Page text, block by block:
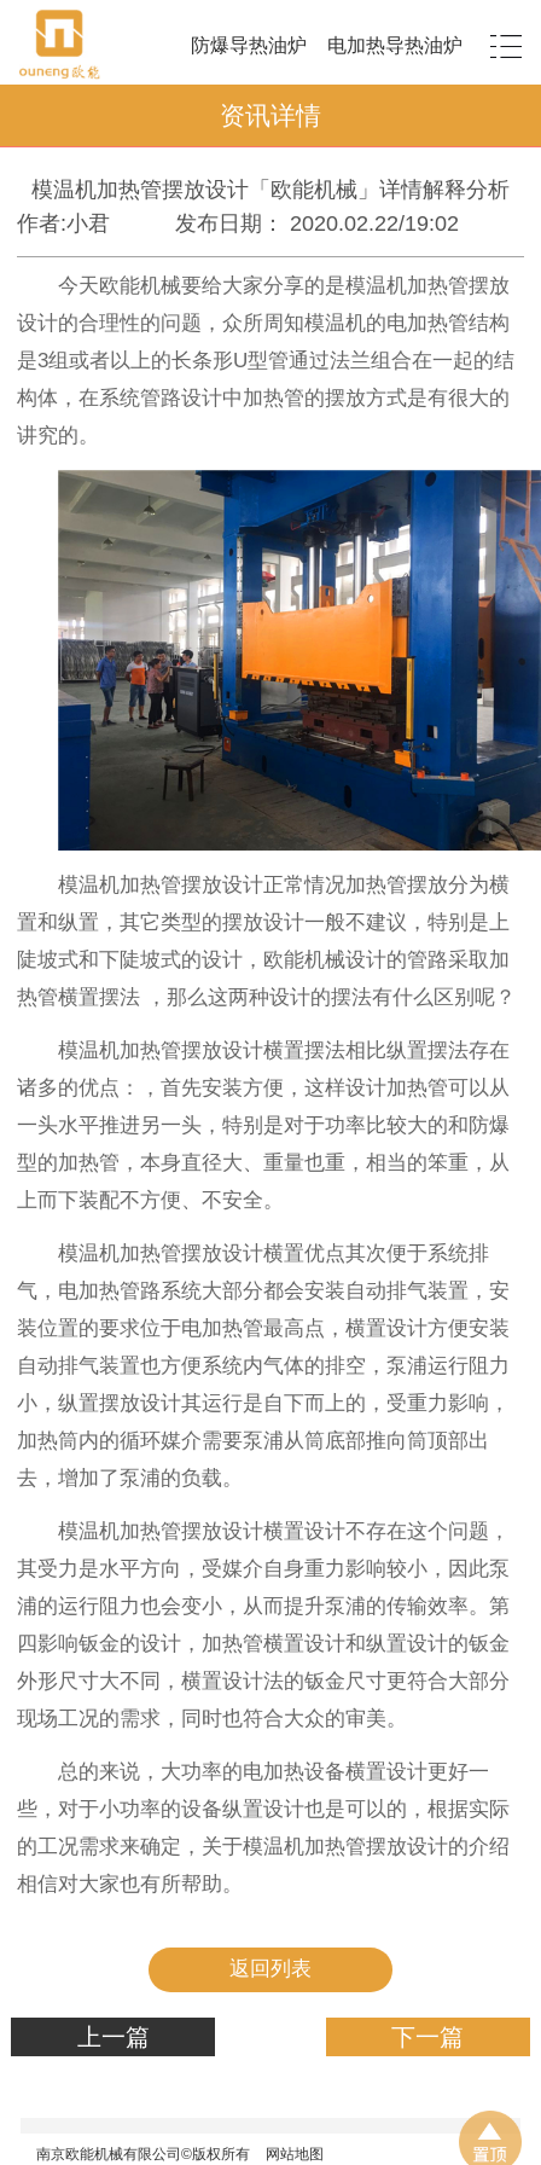
防爆导热油炉 电加热导热油炉
资讯详情
模温机加热管摆放设计「欧能机械」详情解释分析
作者:小君
发布日期： 2020.02.22/19:02
今天欧能机械要给大家分享的是模温机加热管摆放
设计的合理性的问题，众所周知模温机的电加热管结构
是3组或者以上的长条形U型管通过法兰组合在一起的结
构体，在系统管路设计中加热管的摆放方式是有很大的
讲究的。
模温机加热管摆放设计正常情况加热管摆放分为横
置和纵置，其它类型的摆放设计一般不建议，特别是上
陡坡式和下陡坡式的设计，欧能机械设计的管路采取加
热管横置摆法 ，那么这两种设计的摆法有什么区别呢？
模温机加热管摆放设计横置摆法相比纵置摆法存在
诸多的优点：，首先安装方便，这样设计加热管可以从
一头水平推进另一头，特别是对于功率比较大的和防爆
型的加热管，本身直径大、重量也重，相当的笨重，从
上而下装配不方便、不安全。
模温机加热管摆放设计横置优点其次便于系统排
气，电加热管路系统大部分都会安装自动排气装置，安
装位置的要求位于电加热管最高点，横置设计方便安装
自动排气装置也方便系统内气体的排空，泵浦运行阻力
小，纵置摆放设计其运行是自下而上的，受重力影响，
加热筒内的循环媒介需要泵浦从筒底部推向筒顶部出
去，增加了泵浦的负载。
模温机加热管摆放设计横置设计不存在这个问题，
其受力是水平方向，受媒介自身重力影响较小，因此泵
浦的运行阻力也会变小，从而提升泵浦的传输效率。第
四影响钣金的设计，加热管横置设计和纵置设计的钣金
外形尺寸大不同，横置设计法的钣金尺寸更符合大部分
现场工况的需求，同时也符合大众的审美。
总的来说，大功率的电加热设备横置设计更好一
些，对于小功率的设备纵置设计也是可以的，根据实际
的工况需求来确定，关于模温机加热管摆放设计的介绍
相信对大家也有所帮助。
返回列表
上一篇 下一篇
南京欧能机械有限公司©版权所有 网站地图